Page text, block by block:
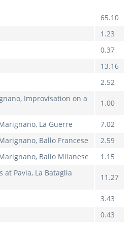
65.10
1.23
0.37
13.16
2.52
Improvisation on a
1.00
La Guerre
7.02
Ballo Francese
2.59
Ballo Milanese
1.15
at Pavia, La Bataglia
11.27
3.43
0.43